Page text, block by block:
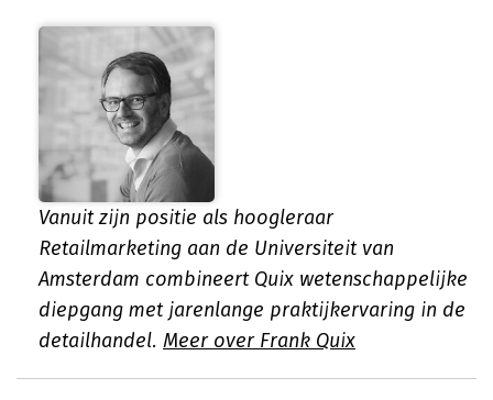
Vanuit zijn positie als hoogleraar
Retailmarketing aan de Universiteit van
Amsterdam combineert Quix wetenschappelijke
diepgang met jarenlange praktijkervaring in de
detailhandel. Meer over Frank Quix